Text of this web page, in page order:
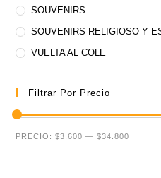
SOUVENIRS
SOUVENIRS RELIGIOSO Y
VUELTA AL COLE
Filtrar Por Precio
Precio
Precio
PRECIO:$3.600 —$34.800